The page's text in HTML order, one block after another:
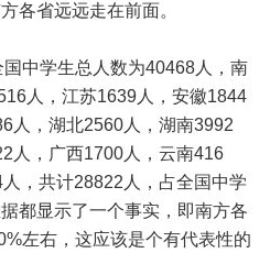
各省远远走在前面。
中学生总人数为40468人，南
人，江苏1639人，安徽1844
人，湖北2560人，湖南3992
人，广西1700人，云南416
，共计28822人，占全国中学
都显示了一个事实，即南方各
左右，这应该是个有代表性的